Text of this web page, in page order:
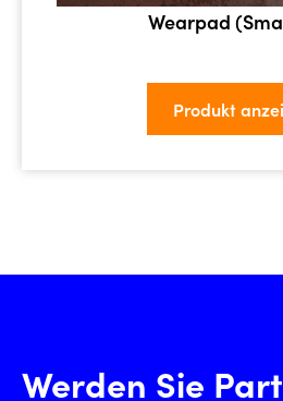
Wearpad
Produkt
Werden Sie